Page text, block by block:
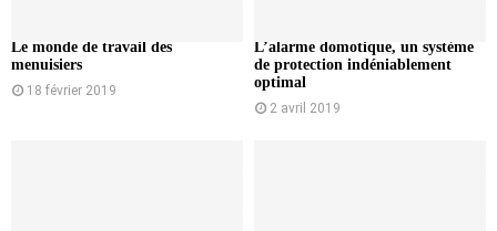
Le monde de travail des
menuisiers
18 février 2019
L’alarme domotique, un système
de protection indéniablement
optimal
2 avril 2019